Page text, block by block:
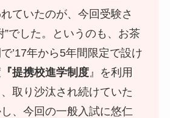
れていたのが、今回受験さ
”でした。というのも、お茶
’17年から5年間限定で設け
『提携校進学制度』を利用
取り沙汰され続けていた
、今回の一般入試に悠仁